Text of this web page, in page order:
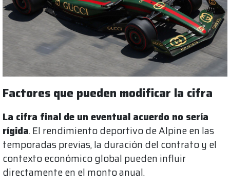
Factores que pueden modificar la cifra
La cifra final de un eventual acuerdo no sería
rígida. El rendimiento deportivo de Alpine en las
temporadas previas, la duración del contrato y el
contexto económico global pueden influir
directamente en el monto anual.